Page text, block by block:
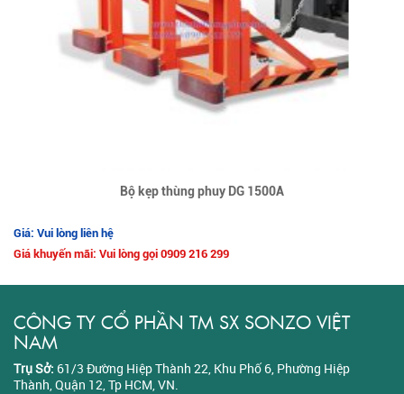
Bộ kẹp thùng phuy DG 1500A
Giá: Vui lòng liên hệ
Giá khuyến mãi: Vui lòng gọi 0909 216 299
CÔNG TY CỔ PHẦN TM SX SONZO VIỆT
NAM
Trụ Sở: 61/3 Đường Hiệp Thành 22, Khu Phố 6, Phường Hiệp
Thành, Quận 12, Tp HCM, VN.